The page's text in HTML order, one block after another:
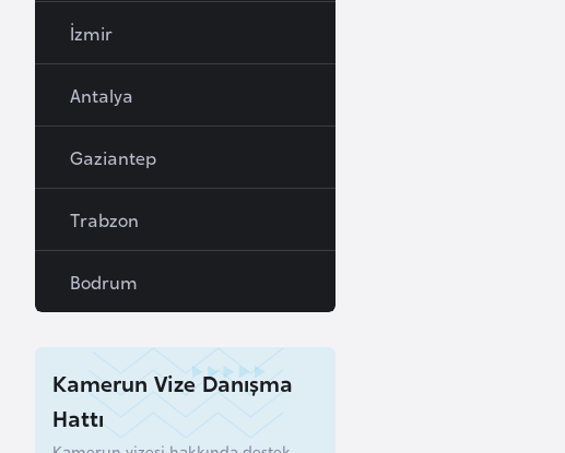
İzmir
Antalya
Gaziantep
Trabzon
Bodrum
Kamerun Vize Danışma
Hattı
r
y
n
a
n
g
l
e